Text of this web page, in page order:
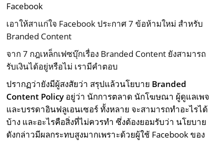
Facebook
เอาให้สาแก่ใจ Facebook ประกาศ 7 ข้อห้ามใหม่ สำหรับ
Branded Content
จาก 7 กฎเหล็กเฟซบุ๊กเรื่อง Branded Content ยังสามารถ
รับเงินได้อยู่หรือไม่ เรามีคำตอบ
ปรากฏว่ายังมีผู้สงสัยว่า สรุปแล้วนโยบาย Branded
Content Policy อยู่ว่า นักการตลาด นักโฆษณา ผู้ดูแลเพจ
และบรรดาอินฟลูเอนเซอร์ ทั้งหลาย จะสามารถทำอะไรได้
บ้าง และอะไรคือสิ่งที่ไม่ควรทำ ซึ่งต้องยอมรับว่า นโยบาย
ดังกล่าวมีผลกระทบสูงมากเพราะด้วยผู้ใช้ Facebook ของ